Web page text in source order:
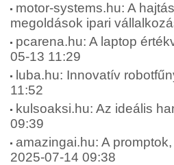
motor-systems.hu: A
megoldások ipari
pcarena.hu: A laptop
05-13 11:29
luba.hu: Innovatív
11:52
kulsoaksi.hu: Az ideális
09:39
amazingai.hu: A
2025-07-14 09:38